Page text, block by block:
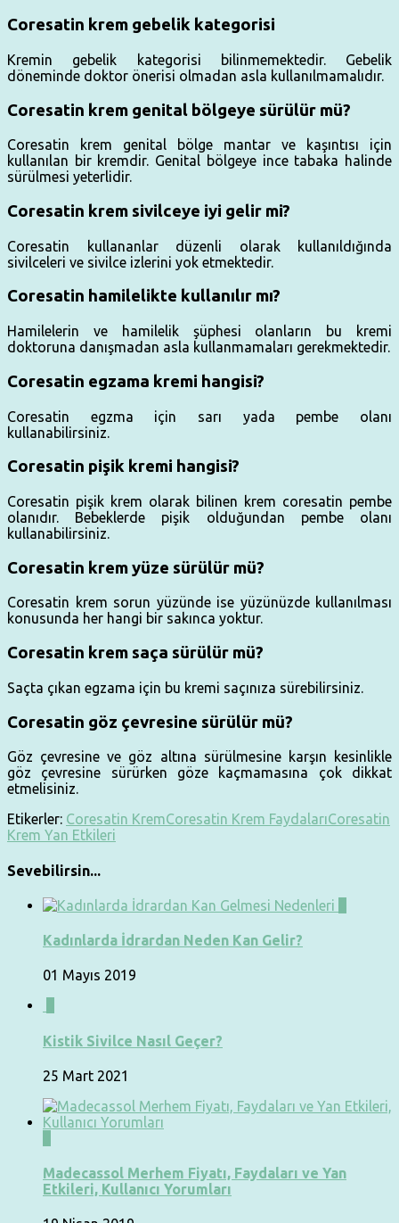
Coresatin krem gebelik kategorisi
Kremin gebelik kategorisi bilinmemektedir. Gebelik
döneminde doktor önerisi olmadan asla kullanılmamalıdır.
Coresatin krem genital bölgeye sürülür mü?
Coresatin krem genital bölge mantar ve kaşıntısı için
kullanılan bir kremdir. Genital bölgeye ince tabaka halinde
sürülmesi yeterlidir.
Coresatin krem sivilceye iyi gelir mi?
Coresatin kullananlar düzenli olarak kullanıldığında
sivilceleri ve sivilce izlerini yok etmektedir.
Coresatin hamilelikte kullanılır mı?
Hamilelerin ve hamilelik şüphesi olanların bu kremi
doktoruna danışmadan asla kullanmamaları gerekmektedir.
Coresatin egzama kremi hangisi?
Coresatin egzma için sarı yada pembe olanı
kullanabilirsiniz.
Coresatin pişik kremi hangisi?
Coresatin pişik krem olarak bilinen krem coresatin pembe
olanıdır. Bebeklerde pişik olduğundan pembe olanı
kullanabilirsiniz.
Coresatin krem yüze sürülür mü?
Coresatin krem sorun yüzünde ise yüzünüzde kullanılması
konusunda her hangi bir sakınca yoktur.
Coresatin krem saça sürülür mü?
Saçta çıkan egzama için bu kremi saçınıza sürebilirsiniz.
Coresatin göz çevresine sürülür mü?
Göz çevresine ve göz altına sürülmesine karşın kesinlikle
göz çevresine sürürken göze kaçmamasına çok dikkat
etmelisiniz.
Etikerler: Coresatin KremCoresatin Krem FaydalarıCoresatin
Krem Yan Etkileri
Sevebilirsin...
Kadınlarda İdrardan Neden Kan Gelir?
01 Mayıs 2019
Kistik Sivilce Nasıl Geçer?
25 Mart 2021
Madecassol Merhem Fiyatı, Faydaları ve Yan
Etkileri, Kullanıcı Yorumları